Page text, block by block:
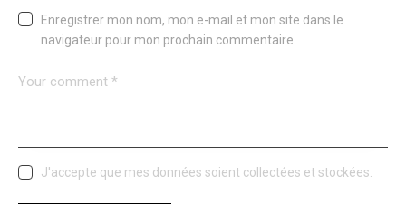
Enregistrer mon nom, mon e-mail et mon site dans le
navigateur pour mon prochain commentaire.
J'accepte que mes données soient collectées et stockées.